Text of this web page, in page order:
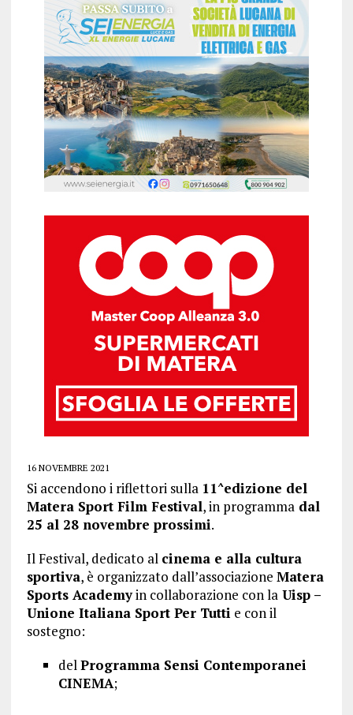
16 NOVEMBRE 2021
Si accendono i riflettori sulla 11^edizione del
Matera Sport Film Festival, in programmadal
25 al 28 novembre prossimi.
Il Festival, dedicato al cinema e alla cultura
sportiva, è organizzato dall’associazione Matera
Sports Academyin collaborazione con laUisp –
Unione Italiana Sport Per Tutti e con il
sostegno:
delProgramma Sensi Contemporanei
CINEMA;